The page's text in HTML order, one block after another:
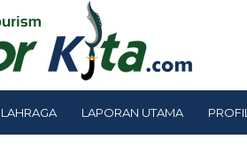
LAPORAN UTAMA PROFIL